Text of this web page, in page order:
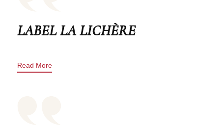
LABEL LA LICHÈRE
Read More